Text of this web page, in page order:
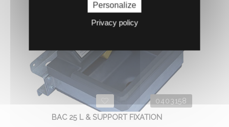
0403158
BAC 25 L & SUPPORT FIXATION
Personalize
Privacy policy